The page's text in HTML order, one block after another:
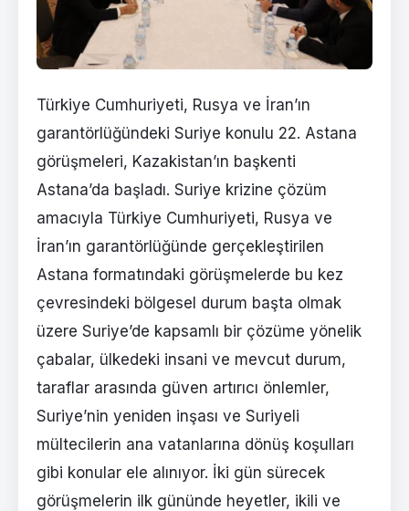
Türkiye Cumhuriyeti, Rusya ve İran’ın
garantörlüğündeki Suriye konulu 22. Astana
görüşmeleri, Kazakistan’ın başkenti
Astana’da başladı. Suriye krizine çözüm
amacıyla Türkiye Cumhuriyeti, Rusya ve
İran’ın garantörlüğünde gerçekleştirilen
Astana formatındaki görüşmelerde bu kez
çevresindeki bölgesel durum başta olmak
üzere Suriye’de kapsamlı bir çözüme yönelik
çabalar, ülkedeki insani ve mevcut durum,
taraflar arasında güven artırıcı önlemler,
Suriye’nin yeniden inşası ve Suriyeli
mültecilerin ana vatanlarına dönüş koşulları
gibi konular ele alınıyor. İki gün sürecek
görüşmelerin ilk gününde heyetler, ikili ve